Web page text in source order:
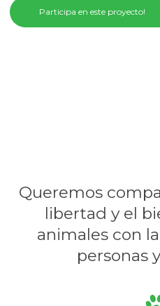
Participa en este proyecto!
Queremos
libertad y el
animales con
personas